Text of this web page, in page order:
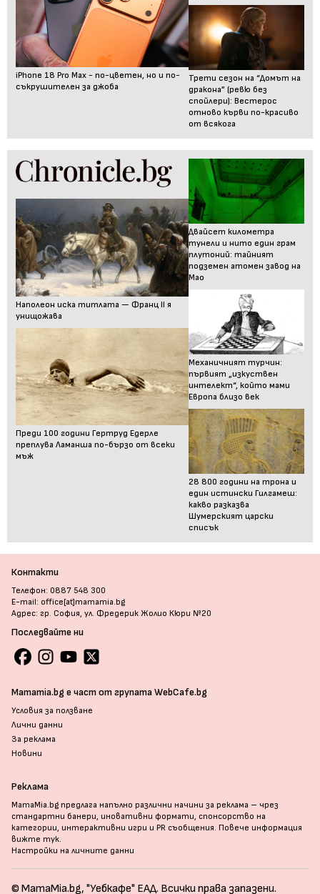
iPhone 18 Pro Max - по-цветен, но и по-
съкрушителен за джоба
Трети сезон на “Домът на
дракона” (ревю без
спойлери): Вестерос
отново кърви по-красиво
от всякога
Наполеон иска титлата — Франц II я
унищожава
Преди 100 години Гертруд Едерле
преплува Ламанша по-бързо от всеки
мъж
Двайсет километра
тунели и нито един грам
плутоний: тайният
подземен атомен завод на
Мао
Механичният турчин:
първият „изкуствен
интелект“, който мами
Европа близо век
28 800 години на трона и
един истински Гилгамеш:
какво разказва
Шумерският царски
списък
Контакти
Телефон: 0887 548 300
E-mail: office[at]mamamia.bg
Адрес: гр. София, ул. Фредерик Жолио Кюри №20
Последвайте ни
Mamamia.bg е част от групата WebCafe.bg
Условия за ползване
Лични данни
За реклама
Новини
Реклама
MamaMia.bg предлага напълно различни начини за реклама – чрез
стандартни банери, иновативни формати, спонсорство на
категории, интерактивни игри и PR съобщения. Повече информация
вижте тук.
Настройки на личните данни
© MamaMia.bg, "Уебкафе" ЕАД. Всички права запазени.